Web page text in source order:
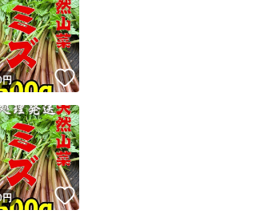
フリマの基準をクリアした安心・安全なユーザーです
ーザーはYahoo!フリマの取引を完了させた実績があります
ーザーは他フリマサービスでの取引実績があります
品の情報をコピーします
されています
です
出品ページへ
円 いいね！
円 いいね！